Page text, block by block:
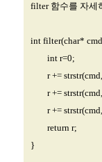
filter 함수를 자세
int filter(char*
int r=0;
r +=
r += strstr(cmd,
r +=
return r;
}